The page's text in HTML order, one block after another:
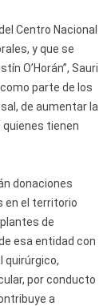
Centro Nacional
y que se
O’Horán”, Sauri
parte de los
de aumentar la
quienes tienen
donaciones
en el territorio
de
esa entidad con
quirúrgico,
por conducto
a